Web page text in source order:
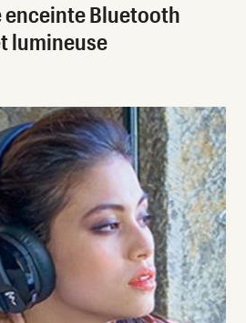
enceinte Bluetooth
lumineuse